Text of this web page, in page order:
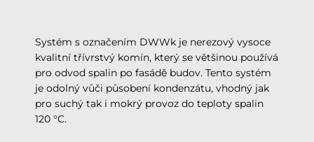
Systém s označením DWWk je nerezový vysoce
kvalitní třívrstvý komín, který se většinou používá
pro odvod spalin po fasádě budov. Tento systém
je odolný vůči působení kondenzátu, vhodný jak
pro suchý tak i mokrý provoz do teploty spalin
120 °C.